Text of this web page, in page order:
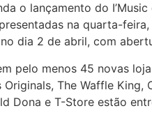
o lançamento do
na quarta-
dia 2 de abril, com
pelo menos 45 novas
The Waffle
Dona e T-Store estão